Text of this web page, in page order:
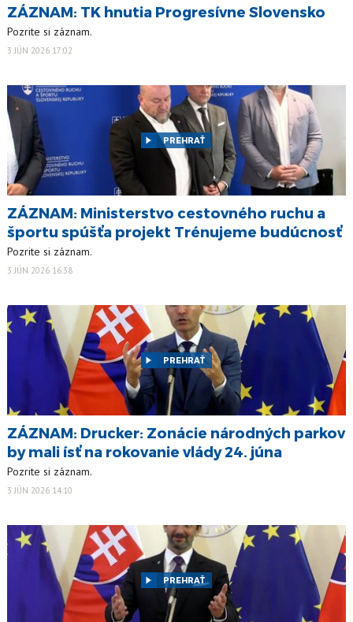
ZÁZNAM: TK hnutia Progresívne Slovensko
Pozrite si záznam.
3 JÚN 2026 17:02
PREHRAŤ
ZÁZNAM: Ministerstvo cestovného ruchu a
športu spúšťa projekt Trénujeme budúcnosť
Pozrite si záznam.
3 JÚN 2026 16:38
PREHRAŤ
ZÁZNAM: Drucker: Zonácie národných parkov
by mali ísť na rokovanie vlády 24. júna
Pozrite si záznam.
3 JÚN 2026 14:10
PREHRAŤ